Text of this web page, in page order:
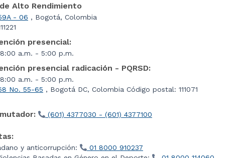
Alto Rendimiento
- 06 , Bogotá, Colombia
presencial:
a.m. - 5:00 p.m.
presencial radicación - PQRSD:
a.m. - 5:00 p.m.
No. 55-65 , Bogotá DC, Colombia Código postal: 111071
(601) 4377030 - (601) 4377100
y anticorrupción:
01 8000 910237